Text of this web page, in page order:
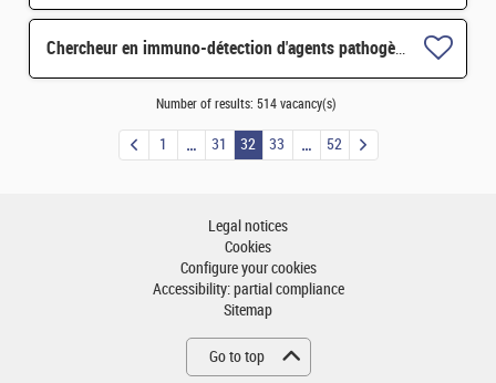
Chercheur en immuno-détection d'agents pathogènes H/F
Number of results: 514 vacancy(s)
1 31 32 33 52
Legal notices
Cookies
Configure your cookies
Accessibility: partial compliance
Sitemap
Go to top